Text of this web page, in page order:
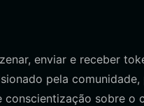
enviar e receber
pela
sobre o